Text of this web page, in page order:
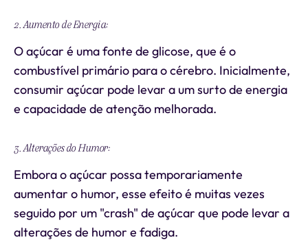
2. Aumento de Energia:
O açúcar é uma fonte de glicose, que é o
combustível primário para o cérebro. Inicialmente,
consumir açúcar pode levar a um surto de energia
e capacidade de atenção melhorada.
3. Alterações do Humor:
Embora o açúcar possa temporariamente
aumentar o humor, esse efeito é muitas vezes
seguido por um "crash" de açúcar que pode levar a
alterações de humor e fadiga.